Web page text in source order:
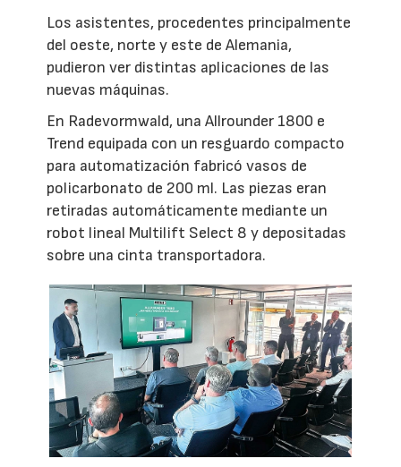
Los asistentes, procedentes principalmente
del oeste, norte y este de Alemania,
pudieron ver distintas aplicaciones de las
nuevas máquinas.
En Radevormwald, una Allrounder 1800 e
Trend equipada con un resguardo compacto
para automatización fabricó vasos de
policarbonato de 200 ml. Las piezas eran
retiradas automáticamente mediante un
robot lineal Multilift Select 8 y depositadas
sobre una cinta transportadora.